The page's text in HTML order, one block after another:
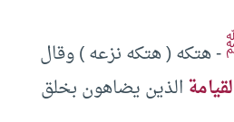
-‏ هتكه (‏ هتكه نزعه )‏ وقال
الذين يضاهون بخلق